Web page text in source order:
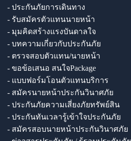
- ประกันภัยการเดินทาง
- รับสมัครตัวแทนนายหน้า
- มุมคิดสร้างแรงบันดาลใจ
- บทความเกี่ยวกับประกันภัย
- ตรวจสอบตัวแทน/นายหน้า
- ขอข้อเสนอ สนใจPackage
- แบบฟอร์มโอนตัวแทนบริการ
- สมัครนายหน้าประกันวินาศภัย
- ประกันภัยความเสี่ยงภัยทรัพย์สิน
- ประกันทันเวลารู้เข้าใจประกันภัย
- สมัครสอบนายหน้าประกันวินาศภัย